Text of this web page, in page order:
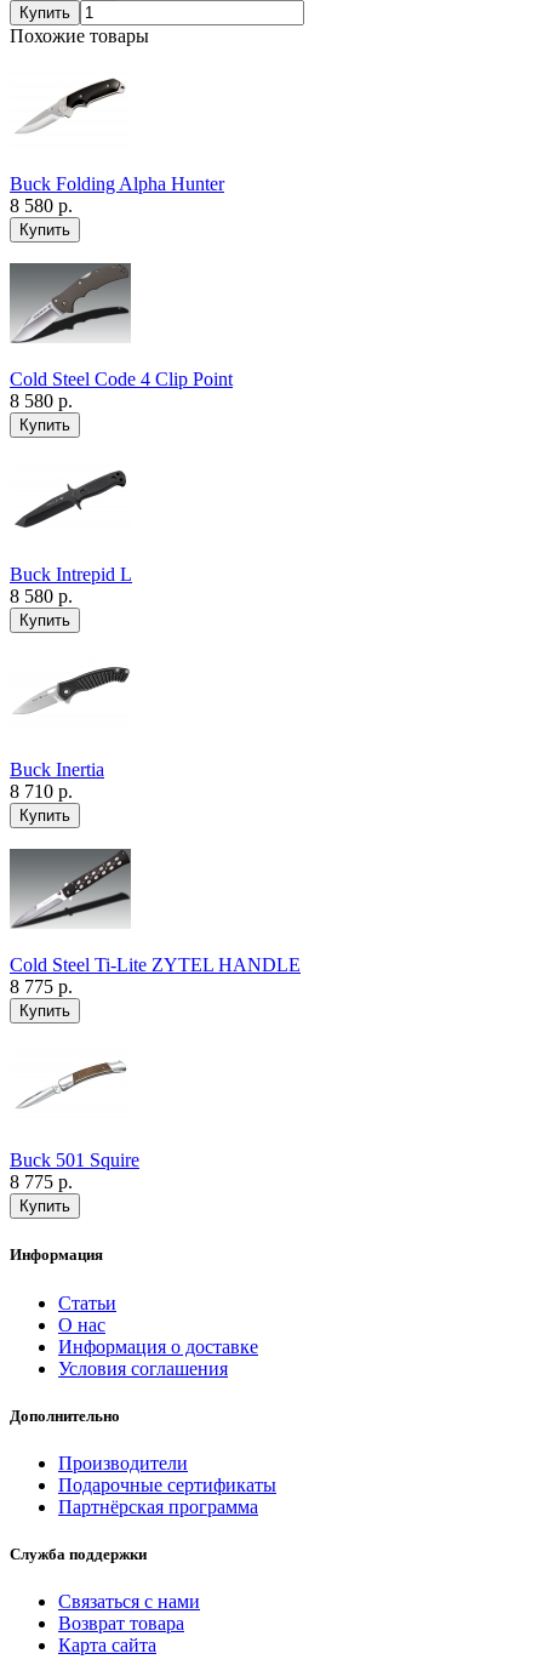
Купить
Похожие товары
Buck Folding Alpha Hunter
8 580 р.
Cold Steel Code 4 Clip Point
8 580 р.
Buck Intrepid L
8 580 р.
Buck Inertia
8 710 р.
Cold Steel Ti-Lite ZYTEL HANDLE
8 775 р.
Buck 501 Squire
8 775 р.
Информация
Статьи
О нас
Информация о доставке
Условия соглашения
Дополнительно
Производители
Подарочные сертификаты
Партнёрская программа
Служба поддержки
Связаться с нами
Возврат товара
Карта сайта